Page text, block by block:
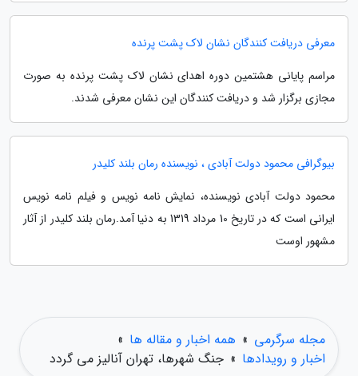
معرفی دریافت کنندگان نشان لاک پشت پرنده
مراسم پایانی هشتمین دوره اهدای نشان لاک پشت پرنده به صورت
مجازی برگزار شد و دریافت کنندگان این نشان معرفی شدند.
بیوگرافی محمود دولت آبادی ، نویسنده رمان بلند کلیدر
محمود دولت آبادی نویسنده، نمایش نامه نویس و فیلم نامه نویس
ایرانی است که در تاریخ 10 مرداد 1319 به دنیا آمد.رمان بلند کلیدر از آثار
مشهور اوست
مجله سرگرمی » همه اخبار و مقاله ها »
اخبار و رویدادها » جنگ شهرها، تهران آنالیز می گردد